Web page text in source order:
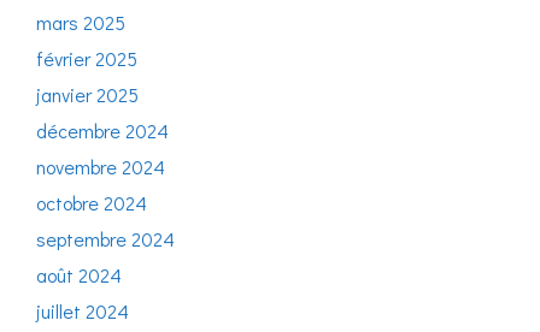
mars 2025
février 2025
janvier 2025
décembre 2024
novembre 2024
octobre 2024
septembre 2024
août 2024
juillet 2024